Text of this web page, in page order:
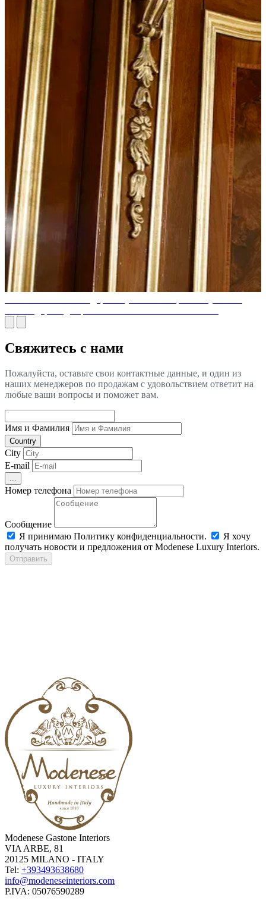
Свяжитесь с нами
Пожалуйста, оставьте свои контактные данные, и один из
наших менеджеров по продажам с удовольствием ответит на
любые ваши вопросы и поможет вам.
Имя и Фамилия
Country
City
E-mail
Номер телефона
Сообщение
Я принимаю Политику конфиденциальности.
Я хочу
получать новости и предложения от Modenese Luxury Interiors.
Отправить
Modenese Gastone Interiors
VIA ARBE, 81
20125 MILANO - ITALY
Tel: +393493638680
info@modeneseinteriors.com
P.IVA: 05076590289